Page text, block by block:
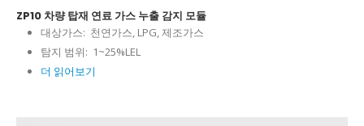
ZP10 차량 탑재 연료 가스 누출 감지 모듈
대상가스: 천연가스, LPG, 제조가스
탐지 범위: 1~25%LEL
더 읽어보기